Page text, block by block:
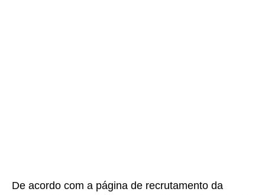
De acordo com a página de recrutamento da